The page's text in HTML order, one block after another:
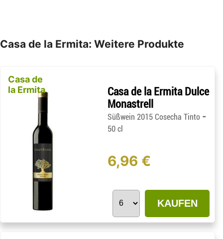
Casa de la Ermita: Weitere Produkte
Casa de
la Ermita
Casa de la Ermita Dulce
Monastrell
Süßwein 2015 Cosecha Tinto -
50 cl
6,96 €
KAUFEN